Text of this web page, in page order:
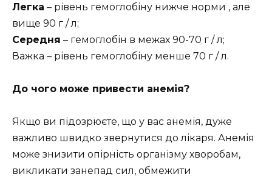
Легка – рівень гемоглобіну нижче норми , але
вище 90 г / л;
Середня – гемоглобін в межах 90-70 г / л;
Важка – рівень гемоглобіну менше 70 г / л.
До чого може привести анемія?
Якщо ви підозрюєте, що у вас анемія, дуже
важливо швидко звернутися до лікаря. Анемія
може знизити опірність організму хворобам,
викликати занепад сил, обмежити